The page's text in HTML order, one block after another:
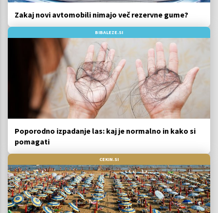
Zakaj novi avtomobili nimajo več rezervne gume?
BIBALEZE.SI
Poporodno izpadanje las: kaj je normalno in kako si
pomagati
CEKIN.SI